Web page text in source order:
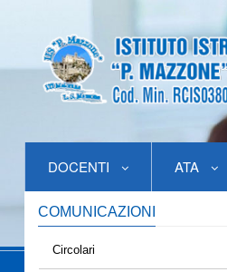
DOCENTI ATA
COMUNICAZIONI
Circolari